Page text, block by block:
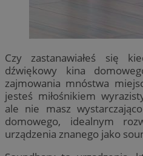
Czy zastanawiałeś się
dźwiękowy kina
zajmowania mnóstwa
jesteś miłośnikiem
ale nie masz
domowego, idealnym
urządzenia znanego jako